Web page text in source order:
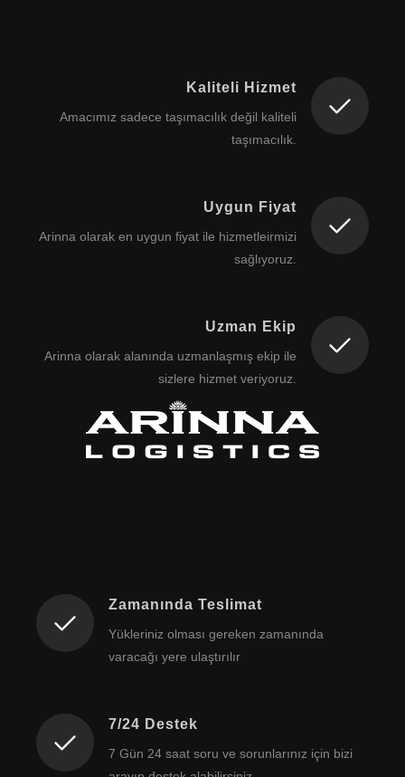
Kaliteli Hizmet
Amacımız sadece taşımacılık değil kaliteli
taşımacılık.
Uygun Fiyat
Arinna olarak en uygun fiyat ile hizmetleirmizi
sağlıyoruz.
Uzman Ekip
Arinna olarak alanında uzmanlaşmış ekip ile
sizlere hizmet veriyoruz.
Zamanında Teslimat
Yükleriniz olması gereken zamanında
varacağı yere ulaştırılır
7/24 Destek
7 Gün 24 saat soru ve sorunlarınız için bizi